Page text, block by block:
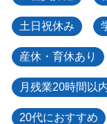
土日祝休み
産休・育休あり
月残業20時間以
20代におすすめ